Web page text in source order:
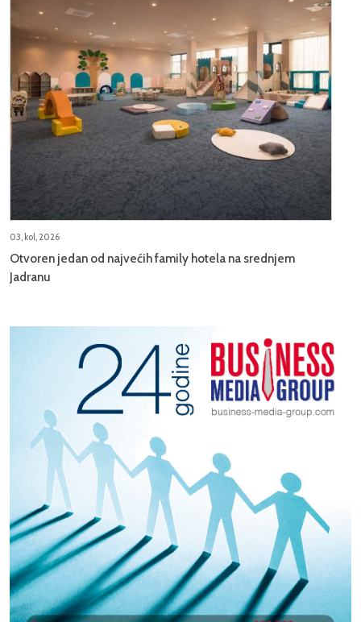
03, kol, 2026
Otvoren jedan od najvećih family hotela na srednjem
Jadranu